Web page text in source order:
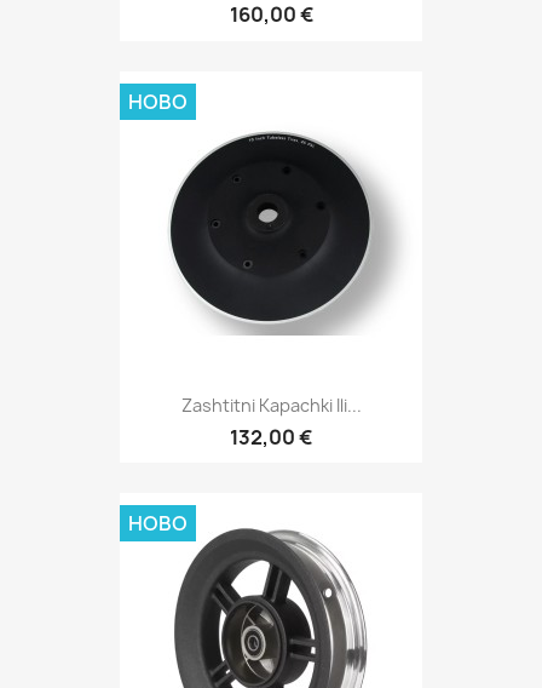
160,00 €
Zashtitni Kapachki Ili...
132,00 €
НОВО
НОВО